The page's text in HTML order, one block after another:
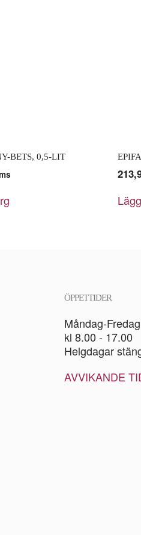
BETS, 0,5-LIT
ÖPPETTIDER
Måndag-Fredag
kl 8.00 - 17.00
Helgdagar
AVVIKANDE